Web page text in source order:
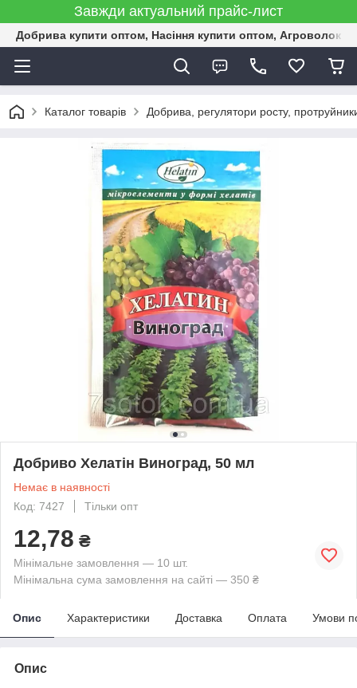
Завжди актуальний прайс-лист
Добрива купити оптом, Насіння купити оптом,
Каталог товарів Добрива, регулятори росту,
Добриво Хелатін Виноград, 50 мл
Немає в наявності
Код: 7427
Тільки опт
12,78 ₴
Мінімальне замовлення — 10 шт.
Мінімальна сума замовлення на сайті — 350 ₴
Опис Характеристики Доставка Оплата Умови
Опис